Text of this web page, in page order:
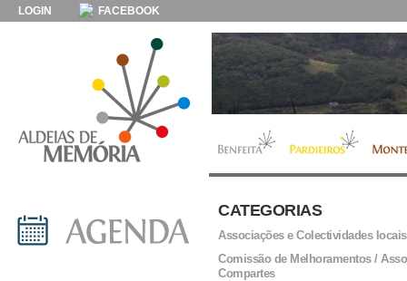
LOGIN FACEBOOK
CATEGORIAS
Associações e Colectividades locais
Comissão de Melhoramentos /
Compartes